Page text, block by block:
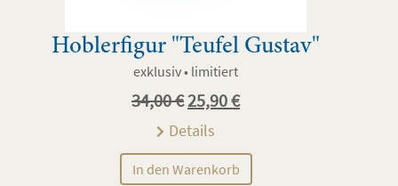
Hoblerfigur "Teufel Gustav"
exklusiv • limitiert
34,00€Ursprünglicher
Preis
war:
34,00 €
25,90€Aktueller
ist:
Details
In den Warenkorb